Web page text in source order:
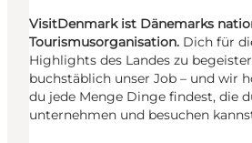
VisitDenmark ist Dänemarks
Tourismusorganisation. Dich für
Highlights des Landes zu
buchstäblich unser Job – und wir
du jede Menge Dinge findest, die
unternehmen und besuchen